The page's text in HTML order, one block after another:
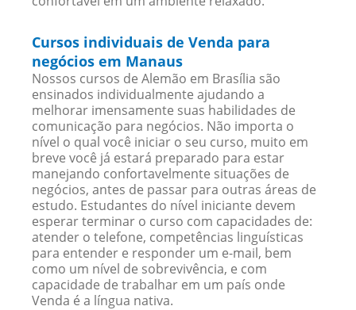
Cursos individuais de Venda para
negócios em Manaus
Nossos cursos de Alemão em Brasília são
ensinados individualmente ajudando a
melhorar imensamente suas habilidades de
comunicação para negócios. Não importa o
nível o qual você iniciar o seu curso, muito em
breve você já estará preparado para estar
manejando confortavelmente situações de
negócios, antes de passar para outras áreas de
estudo. Estudantes do nível iniciante devem
esperar terminar o curso com capacidades de:
atender o telefone, competências linguísticas
para entender e responder um e-mail, bem
como um nível de sobrevivência, e com
capacidade de trabalhar em um país onde
Venda é a língua nativa.